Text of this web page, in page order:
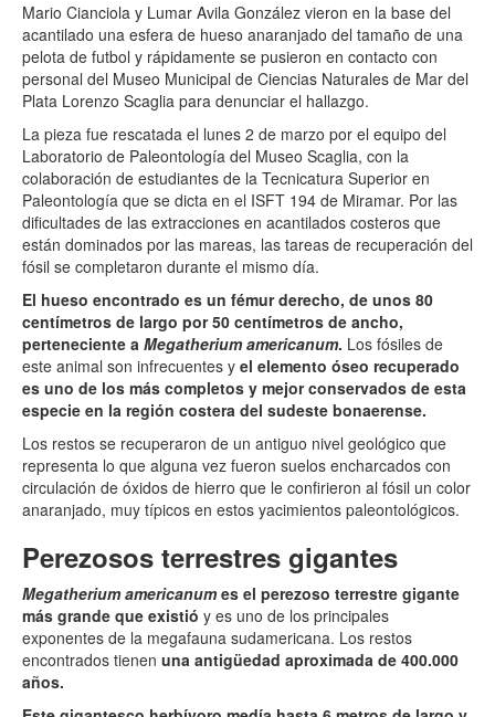
Mario Cianciola y Lumar Avila González vieron en la base del
acantilado una esfera de hueso anaranjado del tamaño de una
pelota de futbol y rápidamente se pusieron en contacto con
personal del Museo Municipal de Ciencias Naturales de Mar del
Plata Lorenzo Scaglia para denunciar el hallazgo.
La pieza fue rescatada el lunes 2 de marzo por el equipo del
Laboratorio de Paleontología del Museo Scaglia, con la
colaboración de estudiantes de la Tecnicatura Superior en
Paleontología que se dicta en el ISFT 194 de Miramar. Por las
dificultades de las extracciones en acantilados costeros que
están dominados por las mareas, las tareas de recuperación del
fósil se completaron durante el mismo día.
El hueso encontrado es un fémur derecho, de unos 80
centímetros de largo por 50 centímetros de ancho,
perteneciente a Megatherium americanum. Los fósiles de
este animal son infrecuentes y el elemento óseo recuperado
es uno de los más completos y mejor conservados de esta
especie en la región costera del sudeste bonaerense.
Los restos se recuperaron de un antiguo nivel geológico que
representa lo que alguna vez fueron suelos encharcados con
circulación de óxidos de hierro que le confirieron al fósil un color
anaranjado, muy típicos en estos yacimientos paleontológicos.
Perezosos terrestres gigantes
Megatherium americanumes el perezoso terrestre gigante
más grande que existió y es uno de los principales
exponentes de la megafauna sudamericana. Los restos
encontrados tienen una antigüedad aproximada de 400.000
años.